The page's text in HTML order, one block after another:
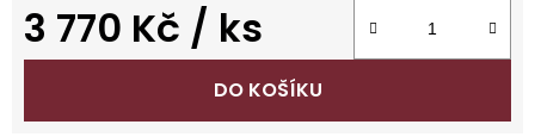
3 770 Kč / ks
Měrná cena:
DO KOŠÍKU